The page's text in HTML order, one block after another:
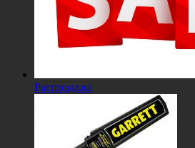
Распродажа